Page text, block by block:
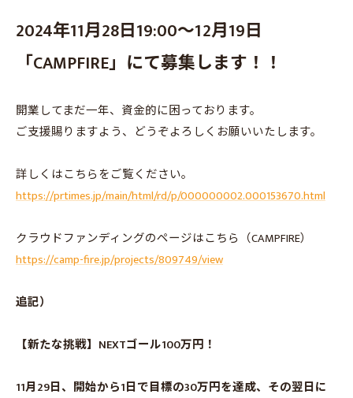
2024年11月28日19:00～12月19日
「CAMPFIRE」にて募集します！！
開業してまだ一年、資金的に困っております。
ご支援賜りますよう、どうぞよろしくお願いいたします。
詳しくはこちらをご覧ください。
https://prtimes.jp/main/html/rd/p/000000002.000153670.html
クラウドファンディングのページはこちら（CAMPFIRE）
https://camp-fire.jp/projects/809749/view
追記）
【新たな挑戦】NEXTゴール100万円！
11月29日、開始から1日で目標の30万円を達成、その翌日に